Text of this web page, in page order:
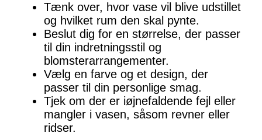
Tænk over, hvor vase vil blive udstillet
og hvilket rum den skal pynte.
Beslut dig for en størrelse, der passer
til din indretningsstil og
blomsterarrangementer.
Vælg en farve og et design, der
passer til din personlige smag.
Tjek om der er iøjnefaldende fejl eller
mangler i vasen, såsom revner eller
ridser.